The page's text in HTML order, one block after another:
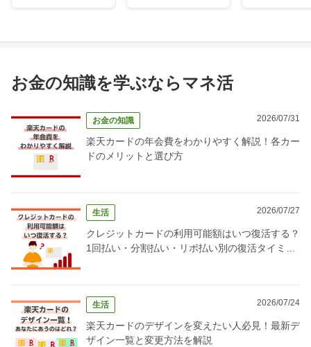
お金の知識を学ぶならマネ活
お金の知識 2026/07/31
楽天カードの年会費をわかりやすく解説！各カー
ドのメリットと選び方
生活 2026/07/27
クレジットカードの利用可能額はいつ復活する？
1回払い・分割払い・リボ払い別の復活タイミン
生活 2026/07/24
楽天カードのデザインを変えたい人必見！最新デ
ザイン一覧と変更方法を解説